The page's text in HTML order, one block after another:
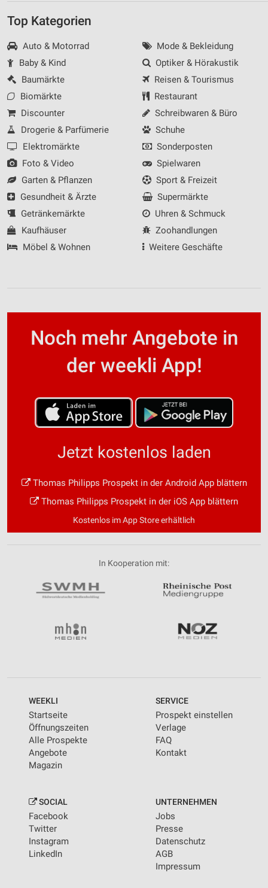
Top Kategorien
Auto & Motorrad
Baby & Kind
Baumärkte
Biomärkte
Discounter
Drogerie & Parfümerie
Elektromärkte
Foto & Video
Garten & Pflanzen
Gesundheit & Ärzte
Getränkemärkte
Kaufhäuser
Möbel & Wohnen
Mode & Bekleidung
Optiker & Hörakustik
Reisen & Tourismus
Restaurant
Schreibwaren & Büro
Schuhe
Sonderposten
Spielwaren
Sport & Freizeit
Supermärkte
Uhren & Schmuck
Zoohandlungen
Weitere Geschäfte
Noch mehr Angebote in
der weekli App!
Jetzt kostenlos laden
Thomas Philipps Prospekt in der Android App blättern
Thomas Philipps Prospekt in der iOS App blättern
Kostenlos im App Store erhältlich
In Kooperation mit:
WEEKLI
Startseite
Öffnungszeiten
Alle Prospekte
Angebote
Magazin
SERVICE
Prospekt einstellen
Verlage
FAQ
Kontakt
SOCIAL
Facebook
Twitter
Instagram
LinkedIn
UNTERNEHMEN
Jobs
Presse
Datenschutz
AGB
Impressum